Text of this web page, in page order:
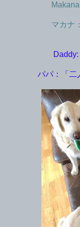
マカナ
パパ：「二